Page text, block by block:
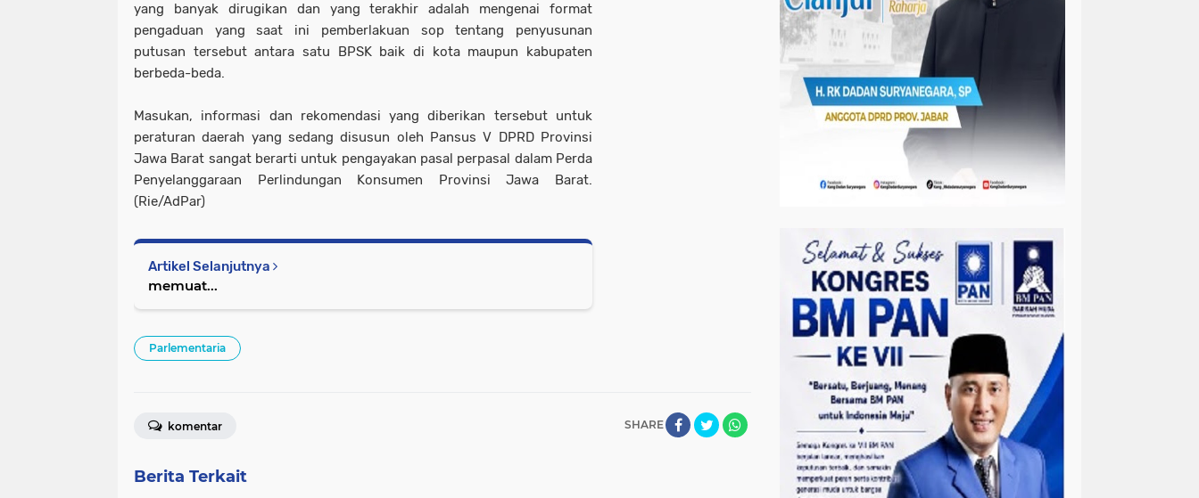
yang banyak dirugikan dan yang terakhir adalah mengenai format
pengaduan yang saat ini pemberlakuan sop tentang penyusunan
putusan tersebut antara satu BPSK baik di kota maupun kabupaten
berbeda-beda.
Masukan, informasi dan rekomendasi yang diberikan tersebut untuk
peraturan daerah yang sedang disusun oleh Pansus V DPRD Provinsi
Jawa Barat sangat berarti untuk pengayakan pasal perpasal dalam Perda
Penyelanggaraan Perlindungan Konsumen Provinsi Jawa Barat.
(Rie/AdPar)
Artikel Selanjutnya
memuat...
Parlementaria
SHARE
komentar
Berita Terkait